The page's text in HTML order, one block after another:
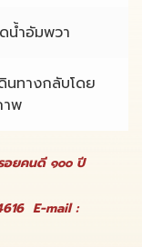
น้ำอัมพวา
นทางกลับโดย
พ
ยคนดี ๑๐๐ ปี
E-mail :